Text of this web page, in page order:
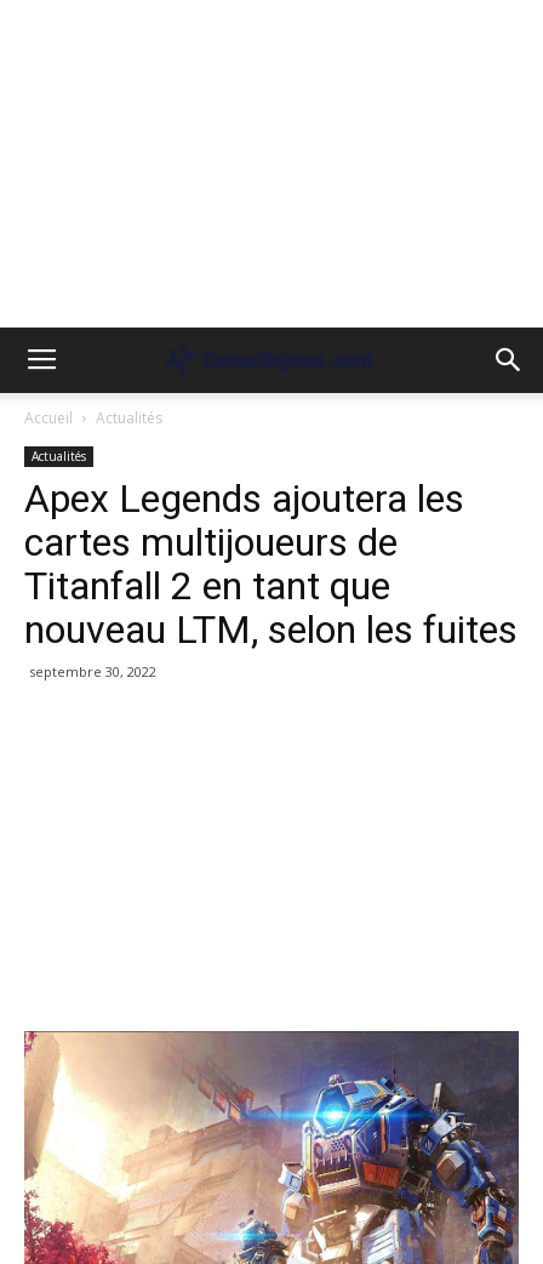
Accueil Actualités
Actualités
Apex Legends ajoutera les
cartes multijoueurs de
Titanfall 2 en tant que
nouveau LTM, selon les fuites
septembre 30, 2022